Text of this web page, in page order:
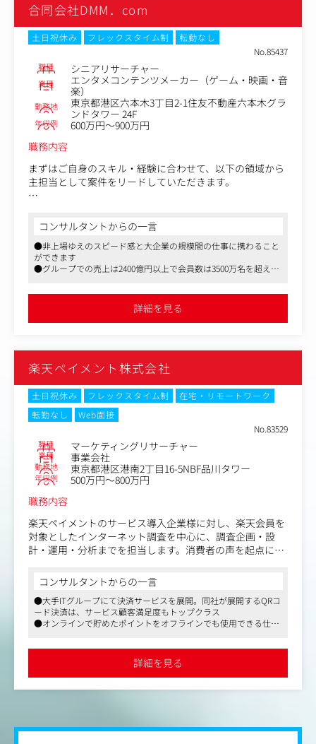
・マーケティング・コミュニケーションの投資効果分析
・予算配分最適化モデルの構築と運用
・効果的な広告表現の開発支援
合同会社DMM．com
土日祝休み フレックスタイム制
転勤なし
No.85437
職種 シニアリサーチャー
業種
エンタメコンテンツメーカー（ゲーム・映画・音
楽）
勤務地
東京都港区六本木3丁目2-1住友不動産六本木グラ
ンドタワー 24F
年収例
600万円～900万円
職務内容
まずはご自身のスキル・経験に合わせて、以下の領域から
主担当として案件をリードしていただきます。
DMMが展開する60以上の事業に対し、以下のリサーチを自
ら設計からレポーティングまで主導します 。
市場・競合分析：公開情報やデータツールを用いた、市場
構造の可視化および競合ベンチマークの作成
設問設計、および集計・データ意味付け
ソーシャル分析：SNS上のクエリ設計や投稿データの分析
2.データツールの運用と全社活用支援
ツール管理・最適化：外部リサーチツールの運用管理
社内コンサルティング：各事業部の課題に応じた最適な調
査手法やデータ抽出のアドバイザリー業務
ナレッジの展開：リサーチ手法・ツール活用事例の標準
化、および社内ナレッジの共有
3.MGR候補としてのミッション
ウトプットのクオリティ管理
メンバーの育成：ジュニアリサーチャーの実務指導やフィ
ードバック
組織基盤の強化：横断部門として各事業部とのリレーショ
ンを築き、データ活用のハブとして機能する体制づくり
コンサルタントからの一言
●非上場ゆえのスピード感と大企業の規模間の仕事に携わること
ができます
●グループでの売上は2400億円以上で会員数は3500万名を超え、
●福利厚生もこれ以上ないほど、充実しております。産休・育
休・介護制度は男女ともに実績があり、業務効率化のための社員
が働きやすい環境が整っております
詳細を見る
楽天ペイメント株式会社
土日祝休み フレックスタイム制
在宅・リモートワーク
転勤なし
Web面接
No.83529
職種 マーケティングリサーチャー
業種 事業会社
勤務地 東京都港区港南2丁目16-5NBF品川タワー
年収例
500万円～800万円
職務内容
楽天ペイメントのサービス導入企業様に対し、楽天会員を
対象としたインターネット調査を中心に、調査企画・設
計・運用・分析までを担当します。消費者の声を起点に、
チの仕組み作りも行うポジションです。
・パートナー企業様のビジネス課題に合わせた消費者アン
ケート調査の企画・設計
・アンケート調査実施時の画面作成・配信運用・集計
・楽天グループの媒体を活用した新たな調査メニュー・調
コンサルタントからの一言
●大手ITグループにて決済サービスを展開。同社が展開するQRコ
ード決済は、サービス顧客満足度もトップクラス
●オンラインで貯めたポイントをオフラインでも使用できる仕組
詳細を見る